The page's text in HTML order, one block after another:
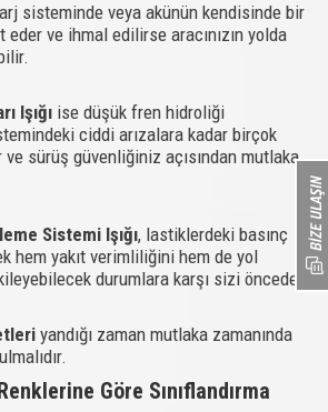
sisteminde veya akünün kendisinde bir
ve ihmal edilirse aracınızın yolda
Işığı ise düşük fren hidroliği
ciddi arızalara kadar birçok
sürüş güvenliğiniz açısından mutlaka
Sistemi Işığı, lastiklerdeki basınç
hem yakıt verimliliğini hem de yol
durumlara karşı sizi önceden
yandığı zaman mutlaka zamanında
Göre Sınıflandırma